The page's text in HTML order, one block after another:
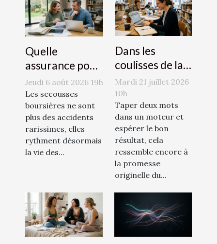
Quelle
assurance pour
protéger ses
investissements
face à la
volatilité des
marchés ?
Jeudi 6 août 2026 19h
Les secousses
boursières ne sont
plus des accidents
rarissimes, elles
rythment désormais
la vie des...
Dans les
coulisses de la
recherche
efficace sur
internet
Mardi 21 juillet 2026
10h
Taper deux mots
dans un moteur et
espérer le bon
résultat, cela
ressemble encore à
la promesse
originelle du...